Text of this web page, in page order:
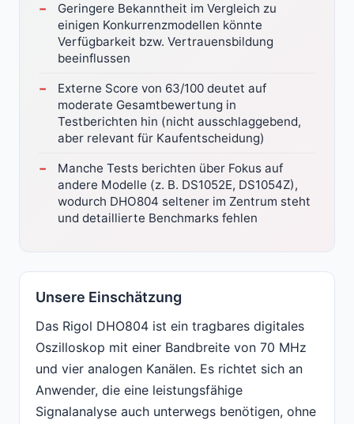
Geringere Bekanntheit im Vergleich zu
einigen Konkurrenzmodellen könnte
Verfügbarkeit bzw. Vertrauensbildung
beeinflussen
Externe Score von 63/100 deutet auf
moderate Gesamtbewertung in
Testberichten hin (nicht ausschlaggebend,
aber relevant für Kaufentscheidung)
Manche Tests berichten über Fokus auf
andere Modelle (z. B. DS1052E, DS1054Z),
wodurch DHO804 seltener im Zentrum steht
und detaillierte Benchmarks fehlen
Unsere Einschätzung
Das Rigol DHO804 ist ein tragbares digitales
Oszilloskop mit einer Bandbreite von 70 MHz
und vier analogen Kanälen. Es richtet sich an
Anwender, die eine leistungsfähige
Signalanalyse auch unterwegs benötigen, ohne